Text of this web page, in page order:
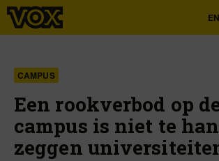
CAMPUS
Een rookverbod op
campus is niet te
zeggen